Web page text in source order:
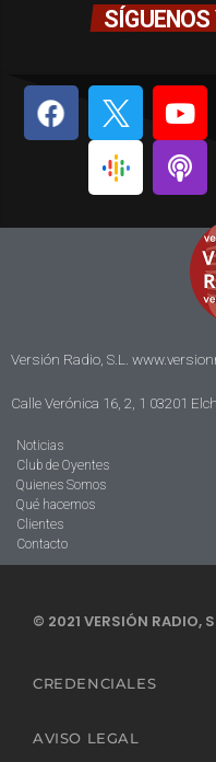
Versión Radio, S.L.
Calle Verónica 16, 2, 1 03201
Noticias
Club de Oyentes
Quienes Somos
Qué hacemos
Clientes
Contacto
© 2021 VERSIÓN RADIO,
CREDENCIALES
AVISO LEGAL